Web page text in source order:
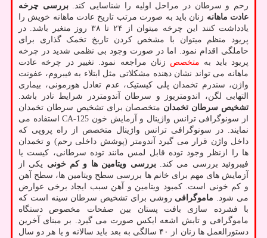
رحم و سرطان در مراحل اولیه را شناسایی کند.بررسی چرخه
عادت ماهانه زنان باید به صورت مرتب تاریخ عادت ماهانه خویش را
یادداشت کنند این چرخه میتوان از ۲۴ تا ۳۸ روز متغیر باشد. در
پریود منظم میتوان با مشخص کردن تاریخ تخمک گذاری برای
حاملگی اقدام نمود. اما در صورت وجود بی نظمی شدید در چرخه
پریود باید به متخصص زنان مراجعه نمود. تغییر در چرخه عادت
ماهانه می تواند نشان دهنده مشکلاتی مثل ابتلاء به فیبروم، عفونت
واژن، سندرم تخمدان پلی کیستیک، عدم تعادل هورمونی، بیماری
التهابی لگن، اندومتریوز و سرطان آندومتردر شرایط نادر باشد.
تشخیص سرطان تخمدان متخصصان برای تشخیص سرطان تخمدان
از سونوگرافی ترانس واژینال و آزمایش خون CA-125 استفاده می
نمایند. در سونوگرافی ترانس واژینال متخصص از راه پروپی که
داخل واژن قرار می گیرد آندومتر (پوشش داخلی رحم) و تخمدان
ها را ازنظر وجود توده قابل لمس مانند توده سرطانی، کیست یا
فیبروئید بررسی می کند.بررسی ویتامین ها و کم خونی یکی از
آزمایش های مهم برای خانم ها بررسی سطح ویتامین ها، سطح آهن
و کم خونی است. کمبود ویتامین و آهن سبب ایجاد برخی عوارض
می شود. ماموگرافی روشی برای تشخیص سرطان سینه است که
با فشرده سازی بافت پستان بین صفحات مخصوص دستگاه
ماموگرافی و تابش اشعه ایکس صورت می گیرد. بر مبنای آخرین
دستورالعمل ها زنان از ۴۰ سالگی به بعد باید سالانه و یا هر دو سال